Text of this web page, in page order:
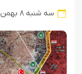
سه شنبه ۸ بهمن ۱۳۹۸ - ۰۰:۲۱